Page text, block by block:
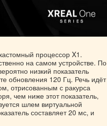
процессор X1.
на самом устройстве. По
низкий показатель
обновления 120 Гц. Речь идёт
отрисованным с ракурса
чем ниже этот показатель,
шлем виртуальной
составляет 20 мс, и